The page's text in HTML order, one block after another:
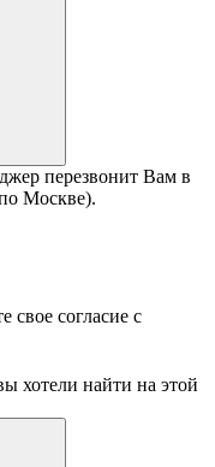
перезвонит Вам в
Москве).
свое согласие с
хотели найти на этой